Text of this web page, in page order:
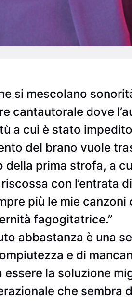
si mescolano
cantautorale dove
a cui è stato
del brano vuole
della prima strofa, a
con l’entrata
più le mie
fagogitatrice.”
abbastanza è una
e di
essere la soluzione
che sembra